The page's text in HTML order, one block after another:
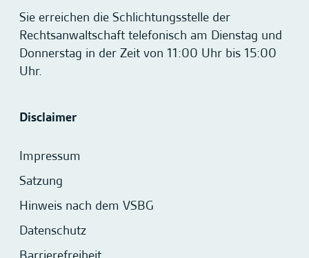
Sie erreichen die Schlichtungsstelle der
Rechtsanwaltschaft telefonisch am Dienstag und
Donnerstag in der Zeit von 11:00 Uhr bis 15:00
Uhr.
Disclaimer
Impressum
Satzung
Hinweis nach dem VSBG
Datenschutz